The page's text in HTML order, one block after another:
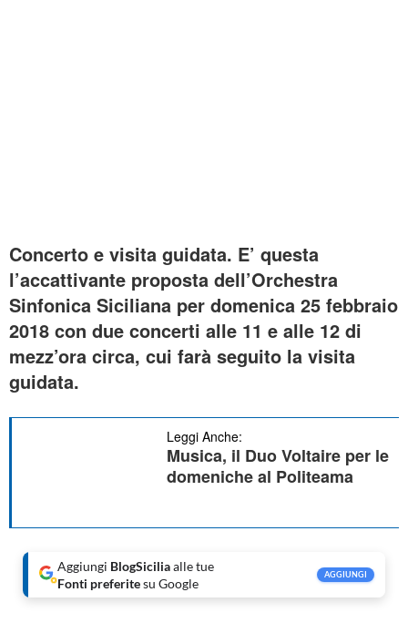
Concerto e visita guidata. E’ questa
l’accattivante proposta dell’Orchestra
Sinfonica Siciliana per domenica 25 febbraio
2018 con due concerti alle 11 e alle 12 di
mezz’ora circa, cui farà seguito la visita
guidata.
Leggi Anche:
Musica, il Duo Voltaire per le
domeniche al Politeama
Aggiungi BlogSiciliaalle tue
Fonti preferitesu Google
AGGIUNGI